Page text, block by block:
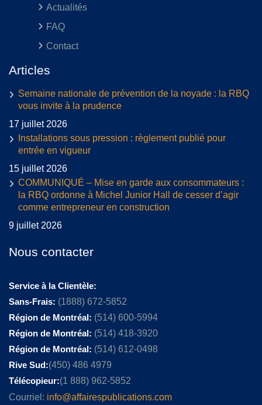
Actualités
FAQ
Contact
Articles
Semaine nationale de prévention de la noyade : la RBQ
vous invite à la prudence
17 juillet 2026
Installations sous pression : règlement publié pour
entrée en vigueur
15 juillet 2026
COMMUNIQUÉ – Mise en garde aux consommateurs :
la RBQ ordonne à Michel Junior Hall de cesser d’agir
comme entrepreneur en construction
9 juillet 2026
Nous contacter
Service à la Clientèle:
Sans-Frais: (1888) 672-5852
Région de Montréal: (514) 600-5994
Région de Montréal: (514) 418-3920
Région de Montréal: (514) 612-0498
Rive Sud:(450) 486 4979
Télécopieur:(1 888) 962-5852
Courriel: info@affairespublications.com